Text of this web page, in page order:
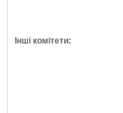
Інші комітети: